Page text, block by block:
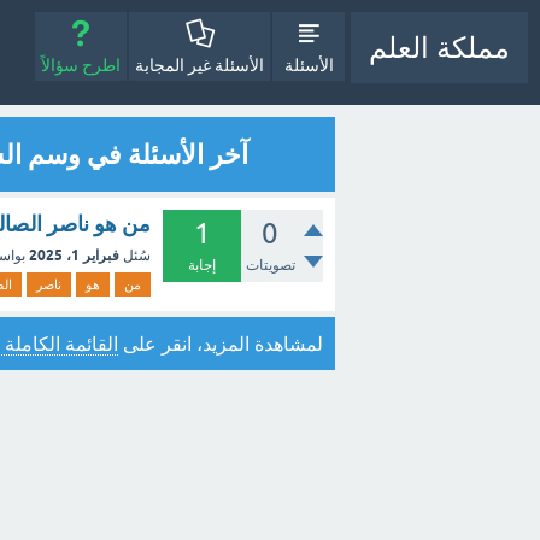
مملكة العلم
الأسئلة الأسئلة غير المجابة اطرح سؤالاً
آخر الأسئلة في وسم
0
تصويتات
1
إجابة
من هو ناصر
سُئل فبراير 1، 2025
من هو ناصر
لمشاهدة المزيد، انقر على القائمة